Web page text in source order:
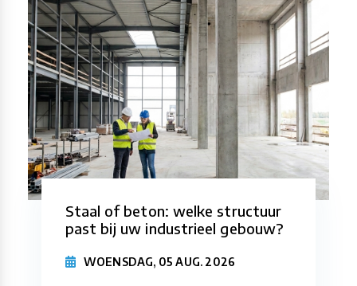
Staal of beton: welke structuur
past bij uw industrieel gebouw?
WOENSDAG, 05 AUG. 2026